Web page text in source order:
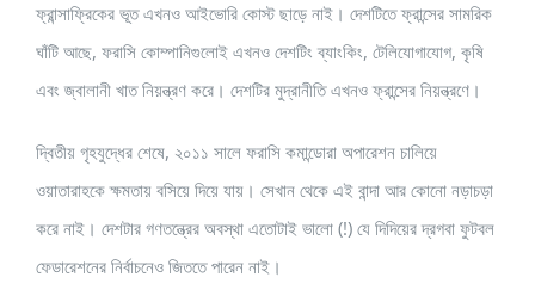
ফ্রান্সাফ্রিকের ভূত এখনও আইভোরি কোস্ট ছাড়ে নাই। দেশটিতে ফ্রান্সের সামরিক
ঘাঁটি আছে, ফরাসি কোম্পানিগুলোই এখনও দেশটিং ব্যাংকিং, টেলিযোগাযোগ, কৃষি
এবং জ্বালানী খাত নিয়ন্ত্রণ করে। দেশটির মুদ্রানীতি এখনও ফ্রান্সের নিয়ন্ত্রণে।
দ্বিতীয় গৃহযুদ্ধের শেষে, ২০১১ সালে ফরাসি কমান্ডোরা অপারেশন চালিয়ে
ওয়াতারাহকে ক্ষমতায় বসিয়ে দিয়ে যায়। সেখান থেকে এই বান্দা আর কোনো নড়াচড়া
করে নাই। দেশটার গণতন্ত্রের অবস্থা এতোটাই ভালো (!) যে দিদিয়ের দ্রগবা ফুটবল
ফেডারেশনের নির্বাচনেও জিততে পারেন নাই।